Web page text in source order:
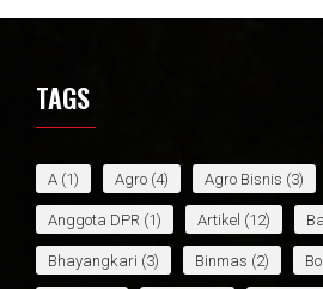
TAGS
A (1) Agro (4) Agro Bisnis (3)
Anggota DPR (1) Artikel (12)
Bhayangkari (3) Binmas (2)